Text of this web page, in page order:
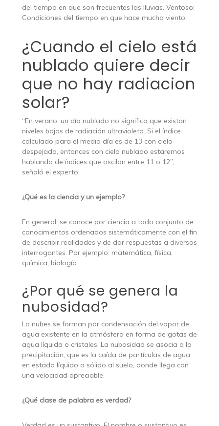
del tiempo en que son frecuentes las lluvias. Ventoso:
Condiciones del tiempo en que hace mucho viento.
¿Cuando el cielo está
nublado quiere decir
que no hay radiacion
solar?
“En verano, un día nublado no significa que existan
niveles bajos de radiación ultravioleta. Si el índice
calculado para el medio día es de 13 con cielo
despejado, entonces con cielo nublado estaremos
hablando de índices que oscilan entre 11 o 12”,
señaló el experto.
¿Qué es la ciencia y un ejemplo?
En general, se conoce por ciencia a todo conjunto de
conocimientos ordenados sistemáticamente con el fin
de describir realidades y de dar respuestas a diversos
interrogantes. Por ejemplo: matemática, física,
química, biología.
¿Por qué se genera la
nubosidad?
La nubes se forman por condensación del vapor de
agua existente en la atmósfera en forma de gotas de
agua líquida o cristales. La nubosidad se asocia a la
precipitación, que es la caída de partículas de agua
en estado líquido o sólido al suelo, donde llega con
una velocidad apreciable.
¿Qué clase de palabra es verdad?